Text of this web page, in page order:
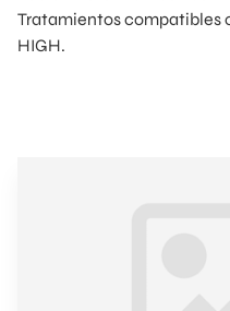
Tratamientos compatibles
HIGH.